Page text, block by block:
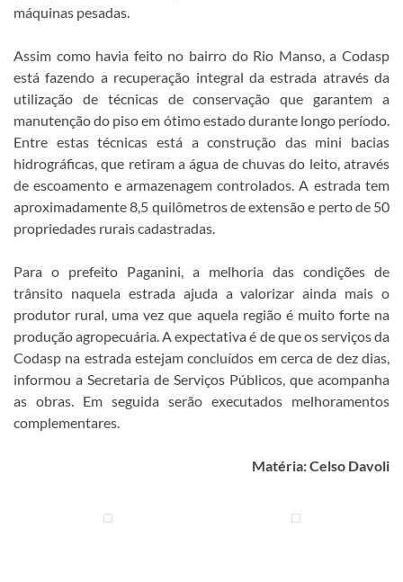
máquinas pesadas.
Assim como havia feito no bairro do Rio Manso, a Codasp
está fazendo a recuperação integral da estrada através da
utilização de técnicas de conservação que garantem a
manutenção do piso em ótimo estado durante longo período.
Entre estas técnicas está a construção das mini bacias
hidrográficas, que retiram a água de chuvas do leito, através
de escoamento e armazenagem controlados. A estrada tem
aproximadamente 8,5 quilômetros de extensão e perto de 50
propriedades rurais cadastradas.
Para o prefeito Paganini, a melhoria das condições de
trânsito naquela estrada ajuda a valorizar ainda mais o
produtor rural, uma vez que aquela região é muito forte na
produção agropecuária. A expectativa é de que os serviços da
Codasp na estrada estejam concluídos em cerca de dez dias,
informou a Secretaria de Serviços Públicos, que acompanha
as obras. Em seguida serão executados melhoramentos
complementares.
Matéria: Celso Davoli